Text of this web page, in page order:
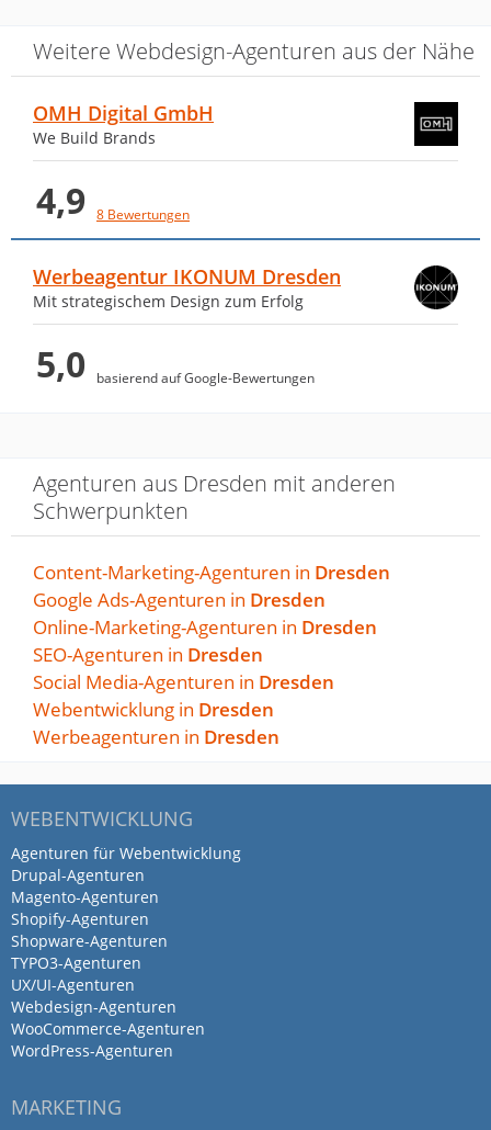
komplexe Inhalte klar und ansprechend
Wir sind mit dem Ergebnis rundum
zufrieden und empfehlen Simon
uneingeschränkt weiter.
Wir arbeiten seit November 24
mit Herrn Günther zusammen,
Herr…
Günther zusammen, Herr Günther hat
unsere Webseite gestaltet, betreibt unser
SEO Marketing und unterstützt uns in der
haben einen sehr engagierten, hochgradig
professionellen, mitdenkenden und sehr
sympathischen Partner mit Herrn
Günther an unserer Seite. Wir freuen uns
über seine Unterstützung und auf eine
lange Zusammenarbeit. Ein riesiges
Dankeschön!
Weitere Webdesign-Agenturen aus der Nähe
OMH Digital GmbH
We Build Brands
4,9 8 Bewertungen
Werbeagentur IKONUM Dresden
Mit strategischem Design zum Erfolg
5,0 basierend auf Google-Bewertungen
Agenturen aus Dresden mit anderen
Schwerpunkten
Content-Marketing-Agenturen in Dresden
Google Ads-Agenturen in Dresden
Online-Marketing-Agenturen in Dresden
SEO-Agenturen in Dresden
Social Media-Agenturen in Dresden
Webentwicklung in Dresden
Werbeagenturen in Dresden
WEBENTWICKLUNG
Agenturen für Webentwicklung
Drupal-Agenturen
Magento-Agenturen
Shopify-Agenturen
Shopware-Agenturen
TYPO3-Agenturen
UX/UI-Agenturen
Webdesign-Agenturen
WooCommerce-Agenturen
WordPress-Agenturen
MARKETING